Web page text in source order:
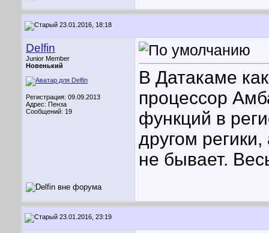
23.01.2016, 18:18
Delfin
Junior Member
Новенький
Регистрация: 09.09.2013
Адрес: Пенза
Сообщений: 19
В Датакаме
процессор
функций в
другом
не бывает.
23.01.2016, 23:19